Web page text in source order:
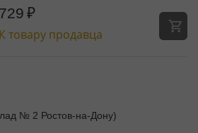
729 ₽
К товару продавца
№ 2 Ростов-на-Дону)